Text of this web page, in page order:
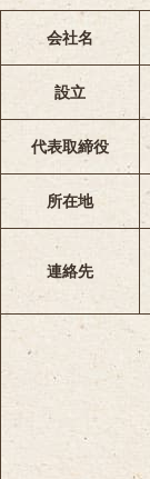
会社名
設立
代表取締役
所在地
連絡先